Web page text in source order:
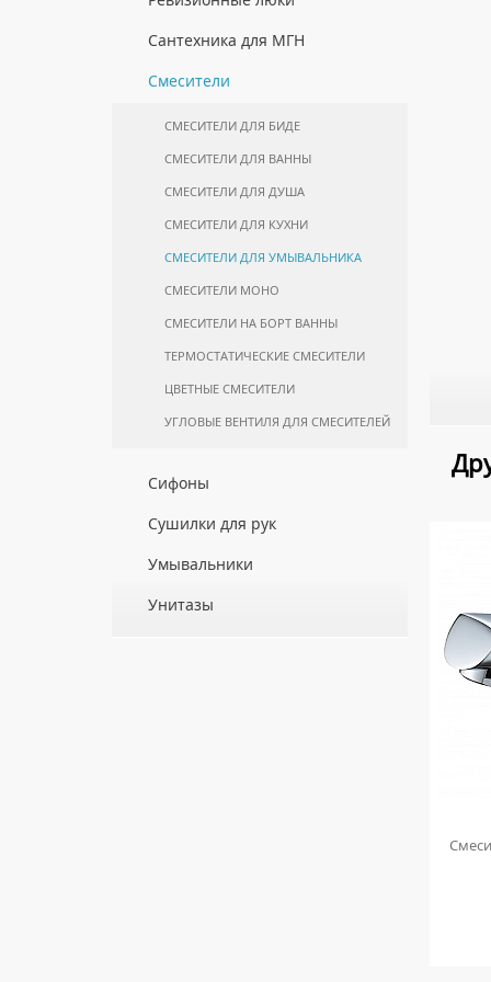
ИНСТАЛЛЯЦИЙ
ПОДВЕСНЫЕ
ШКАФЫ НАВЕСНЫЕ
МРАМОРНЫЕ МОЙКИ
ПРОФЕССИОНАЛЬНЫЕ МОЙКИ
СИФОНЫ ДЛЯ КУХОННЫХ МОЕК
КОМПЛЕКТУЮЩИЕ ДЛЯ
ПОЛОТЕНЦЕСУШИТЕЛЕЙ
ЛЮКИ ПОД ПЛИТКУ
Сантехника для МГН
ИНСТАЛЛЯЦИИ ДЛЯ МГН
Смесители
СМЕСИТЕЛИ ДЛЯ БИДЕ
СМЕСИТЕЛИ ДЛЯ ВАННЫ
СМЕСИТЕЛИ ДЛЯ ДУША
СМЕСИТЕЛИ ДЛЯ КУХНИ
СМЕСИТЕЛИ ДЛЯ УМЫВАЛЬНИКА
СМЕСИТЕЛИ МОНО
СМЕСИТЕЛИ НА БОРТ ВАННЫ
ТЕРМОСТАТИЧЕСКИЕ СМЕСИТЕЛИ
ЦВЕТНЫЕ СМЕСИТЕЛИ
УГЛОВЫЕ ВЕНТИЛЯ ДЛЯ СМЕСИТЕЛЕЙ
Сифоны
ДЛЯ ДУШЕВЫХ ПОДДОНОВ
Сушилки для рук
АВТОМАТИЧЕСКИЕ СУШИЛКИ ДЛЯ РУК
Умывальники
ВРЕЗНЫЕ УМЫВАЛЬНИКИ
Унитазы